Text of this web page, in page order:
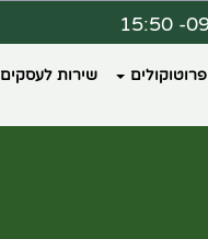
פרוטוקולים שירות לעסקים